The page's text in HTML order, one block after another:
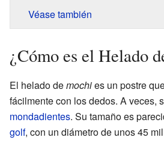
Véase también
¿Cómo es el Helado
El helado demochies un postre
fácilmente con los dedos. A veces,
mondadientes. Su tamaño es
golf, con un diámetro de unos 45